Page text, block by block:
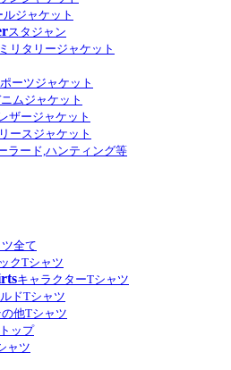
ルジャケット
スタジャン
リタリージャケット
ーツジャケット
ムジャケット
ザージャケット
ースジャケット
ラード,ハンティング等
全て
クTシャツ
キャラクターTシャツ
ドTシャツ
の他Tシャツ
ップ
ャツ